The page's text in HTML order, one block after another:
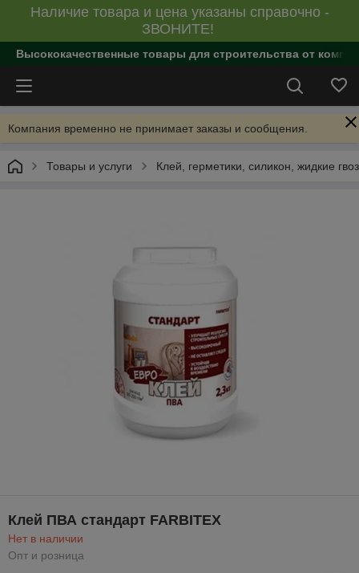
Наличие товара и цена указаны справочно -
ЗВОНИТЕ!
Высококачественные товары для строительства от
Компания временно не принимает заказы и сообщения.
Товары и услуги Клей, герметики, силикон, жидкие
Клей ПВА стандарт FARBITEX
Нет в наличии
Опт и розница